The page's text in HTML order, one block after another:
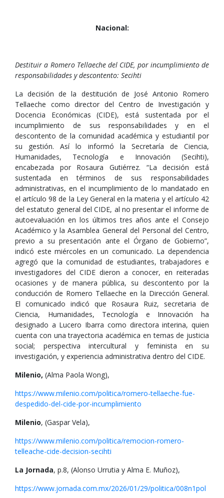
Nacional:
Destituir a Romero Tellaeche del CIDE, por incumplimiento de
responsabilidades y descontento: Secihti
La decisión de la destitución de José Antonio Romero
Tellaeche como director del Centro de Investigación y
Docencia Económicas (CIDE), está sustentada por el
incumplimiento de sus responsabilidades y en el
descontento de la comunidad académica y estudiantil por
su gestión. Así lo informó la Secretaría de Ciencia,
Humanidades, Tecnología e Innovación (Secihti),
encabezada por Rosaura Gutiérrez. “La decisión está
sustentada en términos de sus responsabilidades
administrativas, en el incumplimiento de lo mandatado en
el artículo 98 de la Ley General en la materia y el artículo 42
del estatuto general del CIDE, al no presentar el informe de
autoevaluación en los últimos tres años ante el Consejo
Académico y la Asamblea General del Personal del Centro,
previo a su presentación ante el Órgano de Gobierno”,
indicó este miércoles en un comunicado. La dependencia
agregó que la comunidad de estudiantes, trabajadores e
investigadores del CIDE dieron a conocer, en reiteradas
ocasiones y de manera pública, su descontento por la
conducción de Romero Tellaeche en la Dirección General.
El comunicado indicó que Rosaura Ruiz, secretaria de
Ciencia, Humanidades, Tecnología e Innovación ha
designado a Lucero Ibarra como directora interina, quien
cuenta con una trayectoria académica en temas de justicia
social; perspectiva intercultural y feminista en su
investigación, y experiencia administrativa dentro del CIDE.
Milenio, (Alma Paola Wong),
https://www.milenio.com/politica/romero-tellaeche-fue-
despedido-del-cide-por-incumplimiento
Milenio, (Gaspar Vela),
https://www.milenio.com/politica/remocion-romero-
telleache-cide-decision-secihti
La Jornada, p.8, (Alonso Urrutia y Alma E. Muñoz),
https://www.jornada.com.mx/2026/01/29/politica/008n1pol